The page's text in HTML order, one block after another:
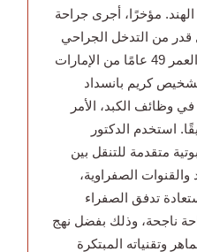
مؤخرًا، أجرى جراحة
قدر من التدخل الجراحي
على كريم البالغ من العمر 49 عامًا من الإمارات
تشخيص كريم بانسداد
وظائف الكبد، الأمر
استخدم الدكتور
متقدمة للتنقل بين
والقنوات الصفراوية،
تدفق الصفراء
ناجحة، وذلك بفضل نهج